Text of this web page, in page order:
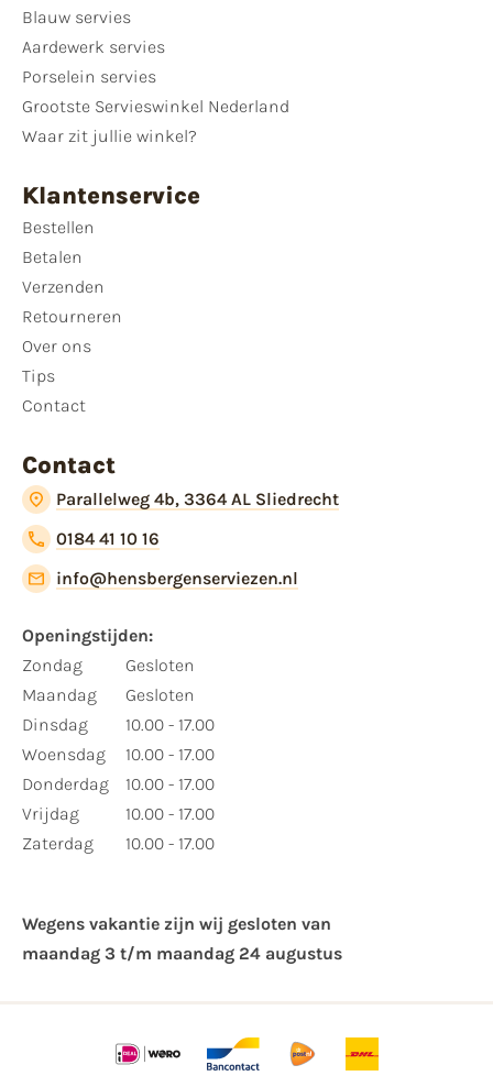
Blauw servies
Aardewerk servies
Porselein servies
Grootste Servieswinkel Nederland
Waar zit jullie winkel?
Klantenservice
Bestellen
Betalen
Verzenden
Retourneren
Over ons
Tips
Contact
Contact
Parallelweg 4b, 3364 AL Sliedrecht
0184 41 10 16
info@hensbergenserviezen.nl
Openingstijden:
Zondag
Maandag
Dinsdag
Woensdag
Donderdag
Vrijdag
Zaterdag
Gesloten
Gesloten
10.00 - 17.00
10.00 - 17.00
10.00 - 17.00
10.00 - 17.00
10.00 - 17.00
Wegens vakantie zijn wij gesloten van ​
maandag 3 t/m maandag 24 augustus